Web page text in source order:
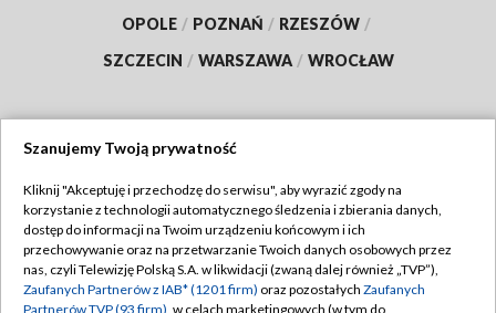
OPOLE / POZNAŃ / RZESZÓW /
SZCZECIN / WARSZAWA / WROCŁAW
TVP
Abonament TVP
Emisja w TVP
Regulamin TVP
Polityka prywatności
Szanujemy Twoją prywatność
Kliknij "Akceptuję i przechodzę do serwisu", aby wyrazić zgody na
korzystanie z technologii automatycznego śledzenia i zbierania danych,
dostęp do informacji na Twoim urządzeniu końcowym i ich
przechowywanie oraz na przetwarzanie Twoich danych osobowych przez
nas, czyli Telewizję Polską S.A. w likwidacji (zwaną dalej również „TVP”),
Zaufanych Partnerów z IAB* (1201 firm) oraz pozostałych Zaufanych
Partnerów TVP (93 firm) , w celach marketingowych (w tym do